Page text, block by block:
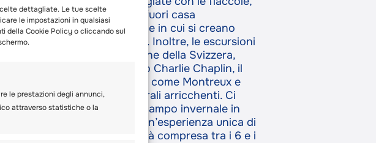
dettagliate. Le tue scelte
le impostazioni in qualsiasi
della Cookie Policy o cliccando sul
le prestazioni degli annunci,
attraverso statistiche o la
in discoteca e le cene fuori casa
un’atmosfera sociale in cui si creano
che durano tutta la vita. Inoltre, le escursioni
a destinazioni iconiche della Svizzera,
il Museo Olimpico, il Museo Charlie Chaplin, il
della Croce Rossa o città come Montreux e
offrono esperienze culturali arricchenti. Ci
affermati come il miglior campo invernale in
e in Europa, offrendo un’esperienza unica di
invernale a studenti di età compresa tra i 6 e i